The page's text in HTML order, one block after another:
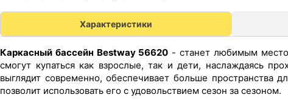
Характеристики
Каркасный бассейн Bestway 56620 - станет любимым
смогут купаться как взрослые, так и дети, наслаждаясь
выглядит современно, обеспечивает больше пространства
позволит использовать его с удовольствием сезон за сезоном.